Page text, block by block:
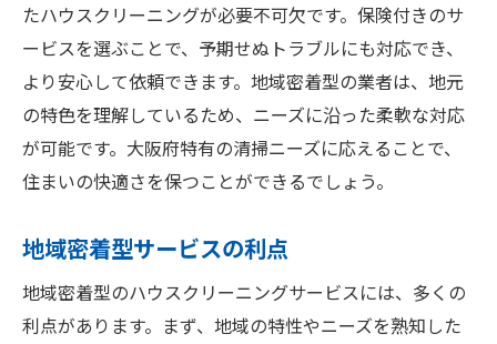
たハウスクリーニングが必要不可欠です。保険付きのサ
ービスを選ぶことで、予期せぬトラブルにも対応でき、
より安心して依頼できます。地域密着型の業者は、地元
の特色を理解しているため、ニーズに沿った柔軟な対応
が可能です。大阪府特有の清掃ニーズに応えることで、
住まいの快適さを保つことができるでしょう。
地域密着型サービスの利点
地域密着型のハウスクリーニングサービスには、多くの
利点があります。まず、地域の特性やニーズを熟知した